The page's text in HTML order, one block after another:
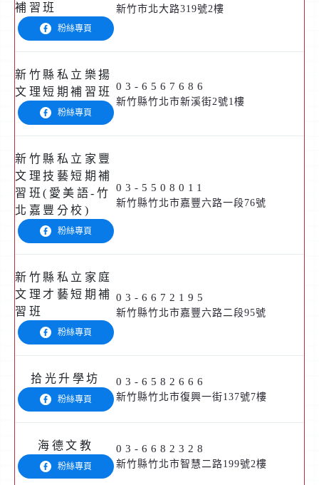
補習班
粉絲專頁
新竹市北大路319號2樓
新竹縣私立樂揚
文理短期補習班
粉絲專頁
03-6567686
新竹縣竹北市新溪街2號1樓
新竹縣私立家豐
文理技藝短期補
習班(愛美語-竹
北嘉豐分校)
粉絲專頁
03-5508011
新竹縣竹北市嘉豐六路一段76號
新竹縣私立家庭
文理才藝短期補
習班
粉絲專頁
03-6672195
新竹縣竹北市嘉豐六路二段95號
拾光升學坊
粉絲專頁
03-6582666
新竹縣竹北市復興一街137號7樓
海德文教
粉絲專頁
03-6682328
新竹縣竹北市智慧二路199號2樓